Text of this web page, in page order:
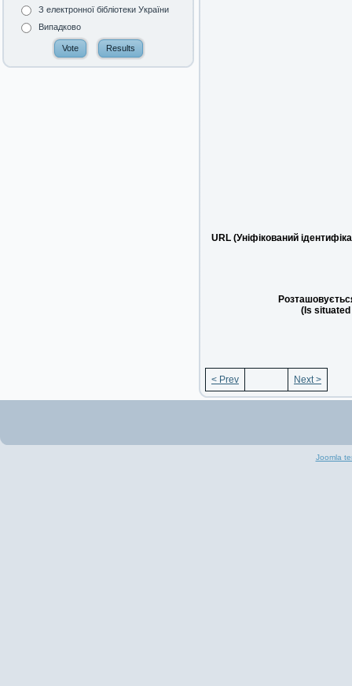
З електронної бібліотеки України
Випадково
URL (Уніфікований
(Is
< Prev Next >
Joomla